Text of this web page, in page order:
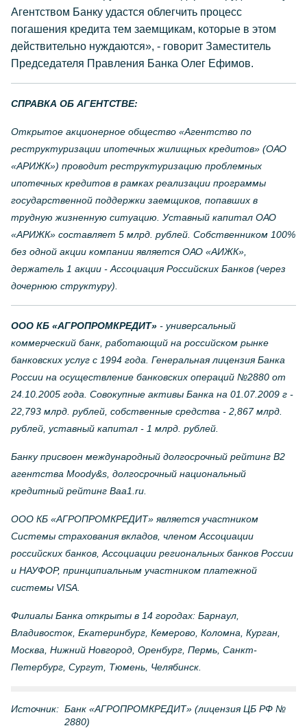
Агентством Банку удастся облегчить процесс
погашения кредита тем заемщикам, которые в этом
действительно нуждаются», - говорит Заместитель
Председателя Правления Банка Олег Ефимов.
СПРАВКА ОБ АГЕНТСТВЕ:
Открытое акционерное общество «Агентство по
реструктуризации ипотечных жилищных кредитов» (ОАО
«АРИЖК») проводит реструктуризацию проблемных
ипотечных кредитов в рамках реализации программы
государственной поддержки заемщиков, попавших в
трудную жизненную ситуацию. Уставный капитал ОАО
«АРИЖК» составляет 5 млрд. рублей. Собственником 100%
без одной акции компании является ОАО «АИЖК»,
держатель 1 акции - Ассоциация Российских Банков (через
дочернюю структуру).
ООО КБ «АГРОПРОМКРЕДИТ» - универсальный
коммерческий банк, работающий на российском рынке
банковских услуг с 1994 года. Генеральная лицензия Банка
России на осуществление банковских операций №2880 от
24.10.2005 года. Совокупные активы Банка на 01.07.2009 г -
22,793 млрд. рублей, собственные средства - 2,867 млрд.
рублей, уставный капитал - 1 млрд. рублей.
Банку присвоен международный долгосрочный рейтинг B2
агентства Moody&s, долгосрочный национальный
кредитный рейтинг Baa1.ru.
ООО КБ «АГРОПРОМКРЕДИТ» является участником
Системы страхования вкладов, членом Ассоциации
российских банков, Ассоциации региональных банков России
и НАУФОР, принципиальным участником платежной
системы VISA.
Филиалы Банка открыты в 14 городах: Барнаул,
Владивосток, Екатеринбург, Кемерово, Коломна, Курган,
Москва, Нижний Новгород, Оренбург, Пермь, Санкт-
Петербург, Сургут, Тюмень, Челябинск.
Источник: Банк «АГРОПРОМКРЕДИТ» (лицензия ЦБ РФ №
2880)